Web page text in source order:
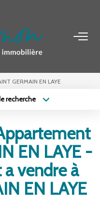
GERMAIN EN LAYE
recherche
min
Plus de critères
EN LAYE -
vendre à
EN LAYE